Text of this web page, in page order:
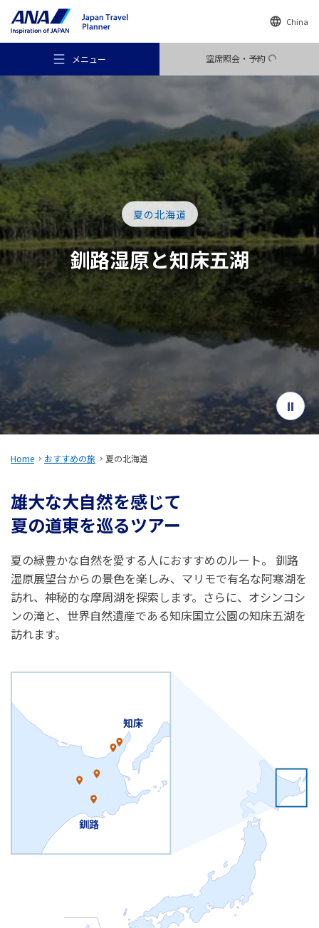
China
メニュー 空席照会・予約
おすすめの旅
旅のアイデア
行き先
旅のお役立ち情報
閉じる
夏の北海道
釧路湿原と知床五湖
Home おすすめの旅 夏の北海道
雄大な大自然を感じて
夏の道東を巡るツアー
夏の緑豊かな自然を愛する人におすすめのルート。 釧路
湿原展望台からの景色を楽しみ、マリモで有名な阿寒湖を
訪れ、神秘的な摩周湖を探索します。さらに、オシンコシ
ンの滝と、世界自然遺産である知床国立公園の知床五湖を
訪れます。
知床
釧路